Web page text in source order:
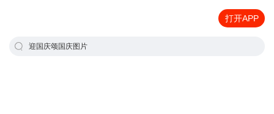
打开APP
迎国庆颂国庆图片